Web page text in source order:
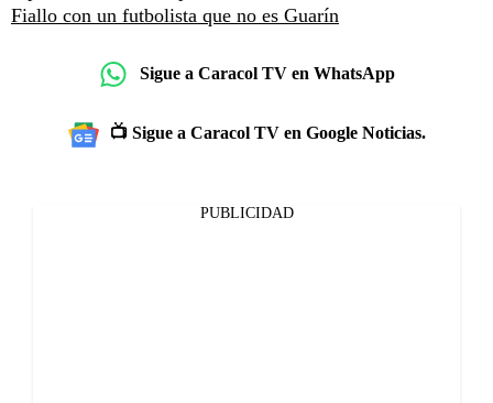
Fiallo con un futbolista que no es Guarín
Sigue a Caracol TV en WhatsApp
📺 Sigue a Caracol TV en Google Noticias.
PUBLICIDAD